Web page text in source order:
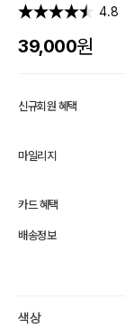
4.8
39,000원
신규회원 혜택
마일리지
카드 혜택
배송정보
색상